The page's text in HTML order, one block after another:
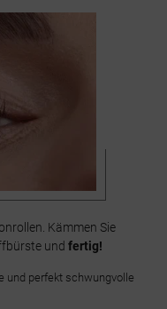
Kämmen Sie
und fertig!
und perfekt schwungvolle